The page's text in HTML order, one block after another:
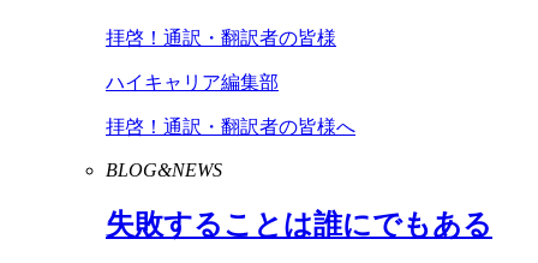
拝啓！通訳・翻訳者の皆様
ハイキャリア編集部
拝啓！通訳・翻訳者の皆様へ
BLOG&NEWS
失敗することは誰にでもある